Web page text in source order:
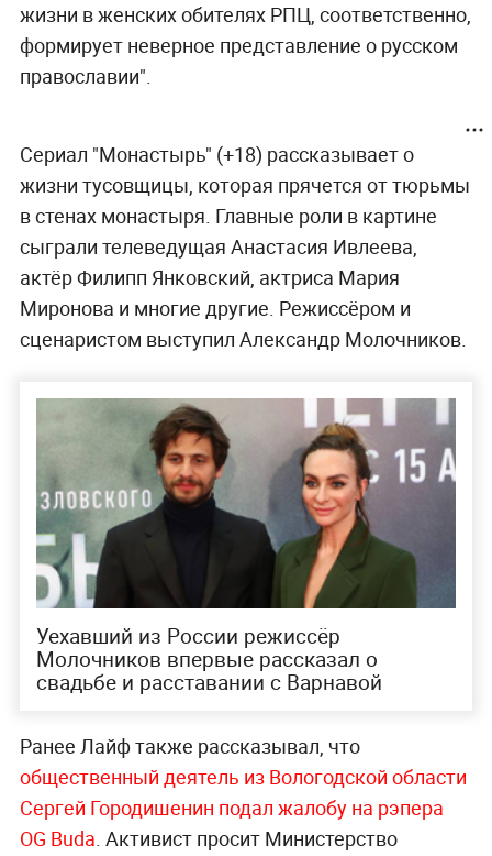
жизни в женских обителях РПЦ, соответственно,
формирует неверное представление о русском
православии".
Сериал "Монастырь" (+18) рассказывает о
жизни тусовщицы, которая прячется от тюрьмы
в стенах монастыря. Главные роли в картине
сыграли телеведущая Анастасия Ивлеева,
актёр Филипп Янковский, актриса Мария
Миронова и многие другие. Режиссёром и
сценаристом выступил Александр Молочников.
Уехавший из России режиссёр
Молочников впервые рассказал о
свадьбе и расставании с Варнавой
Ранее Лайф также рассказывал, что
общественный деятель из Вологодской области
Сергей Городишенин подал жалобу на рэпера
OG Budа. Активист просит Министерство